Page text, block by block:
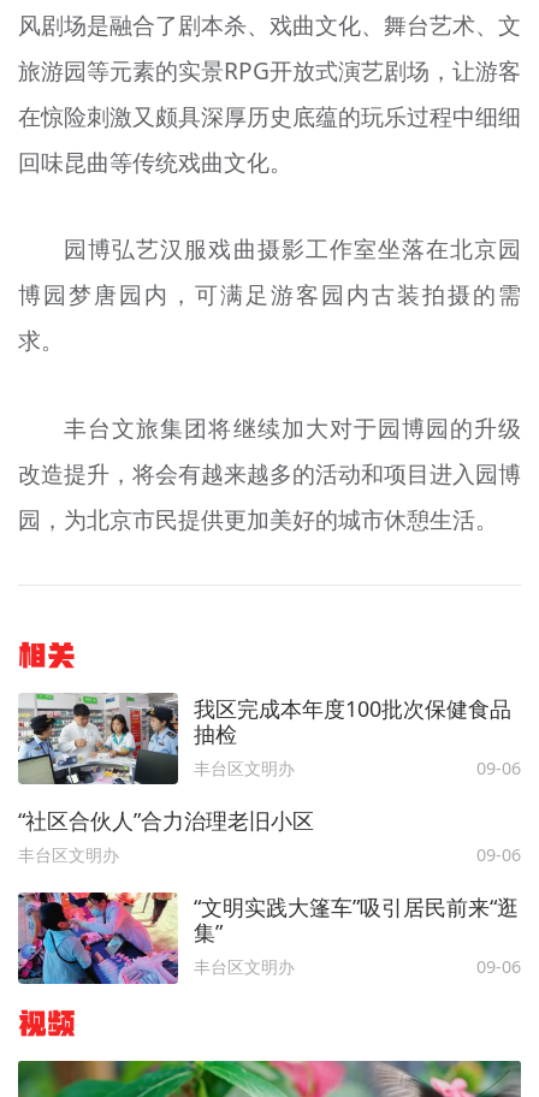
风剧场是融合了剧本杀、戏曲文化、舞台艺术、文
旅游园等元素的实景RPG开放式演艺剧场，让游客
在惊险刺激又颇具深厚历史底蕴的玩乐过程中细细
回味昆曲等传统戏曲文化。
园博弘艺汉服戏曲摄影工作室坐落在北京园
博园梦唐园内，可满足游客园内古装拍摄的需
求。
丰台文旅集团将继续加大对于园博园的升级
改造提升，将会有越来越多的活动和项目进入园博
园，为北京市民提供更加美好的城市休憩生活。
相关
我区完成本年度100批次保健食品
抽检
丰台区文明办 09-06
“社区合伙人”合力治理老旧小区
丰台区文明办 09-06
“文明实践大篷车”吸引居民前来“逛
集”
丰台区文明办 09-06
视频